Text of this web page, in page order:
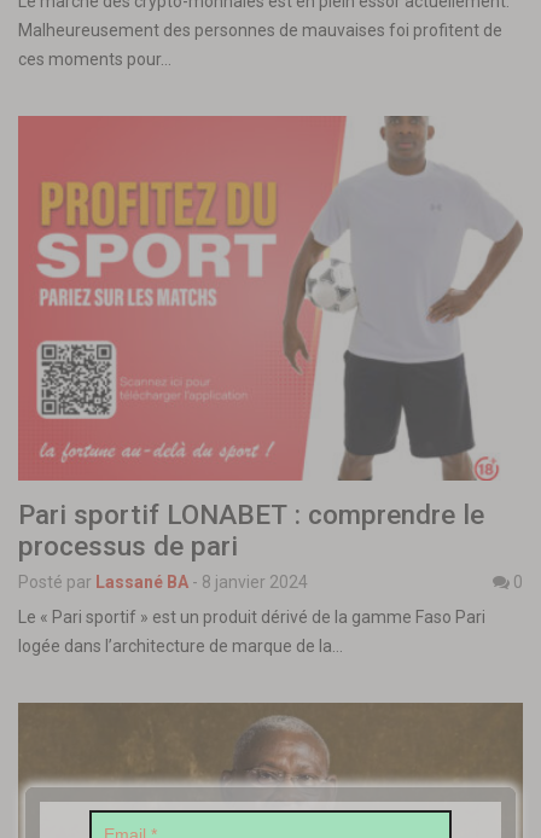
Malheureusement des personnes de mauvaises foi profitent de
ces moments pour…
Pari sportif LONABET : comprendre le
processus de pari
Posté par Lassané BA - 8 janvier 2024
0
Le « Pari sportif » est un produit dérivé de la gamme Faso Pari
logée dans l’architecture de marque de la…